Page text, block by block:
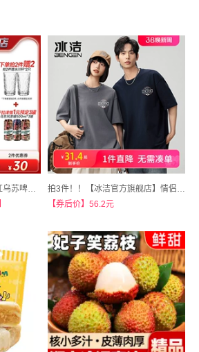
【乌苏啤酒官方旗舰店】红乌苏啤酒500ml*12罐装整箱
拍3件！！【冰洁官方旗舰店】情侣装纯色纯棉短袖3件
【券后价】56.2元